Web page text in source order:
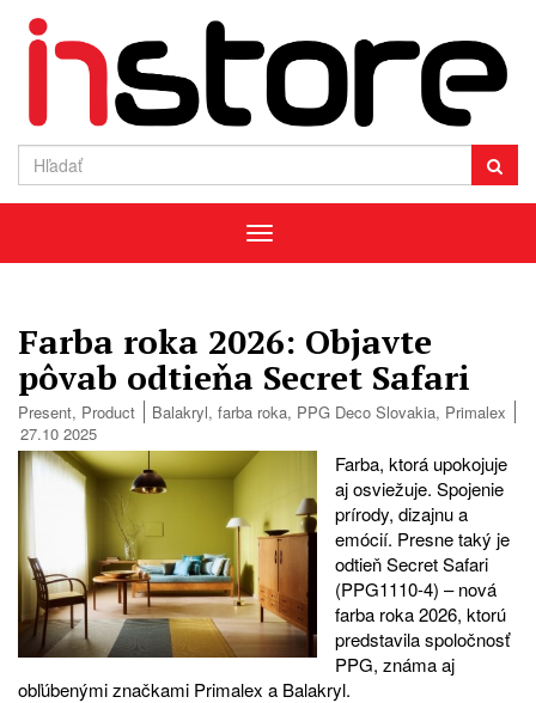
Menu
Farba roka 2026: Objavte
pôvab odtieňa Secret Safari
Present, Product Balakryl, farba roka, PPG Deco Slovakia, Primalex
27.10 2025
Farba, ktorá upokojuje
aj osviežuje. Spojenie
prírody, dizajnu a
emócií. Presne taký je
odtieň Secret Safari
(PPG1110-4) – nová
farba roka 2026, ktorú
predstavila spoločnosť
PPG, známa aj
obľúbenými značkami Primalex a Balakryl.